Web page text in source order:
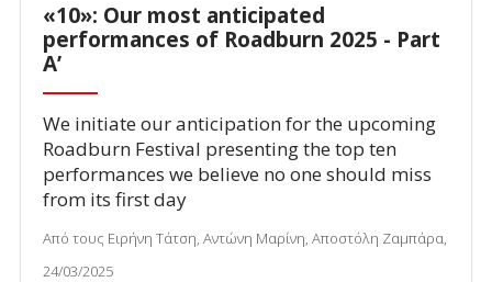
«10»: Our most anticipated
performances of Roadburn 2025 - Part
A’
We initiate our anticipation for the upcoming
Roadburn Festival presenting the top ten
performances we believe no one should miss
from its first day
Από τους Ειρήνη Τάτση, Αντώνη Μαρίνη, Αποστόλη Ζαμπάρα,
24/03/2025